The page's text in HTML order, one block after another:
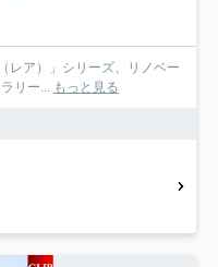
レア）」シリーズ、リノベー
リー... もっと見る